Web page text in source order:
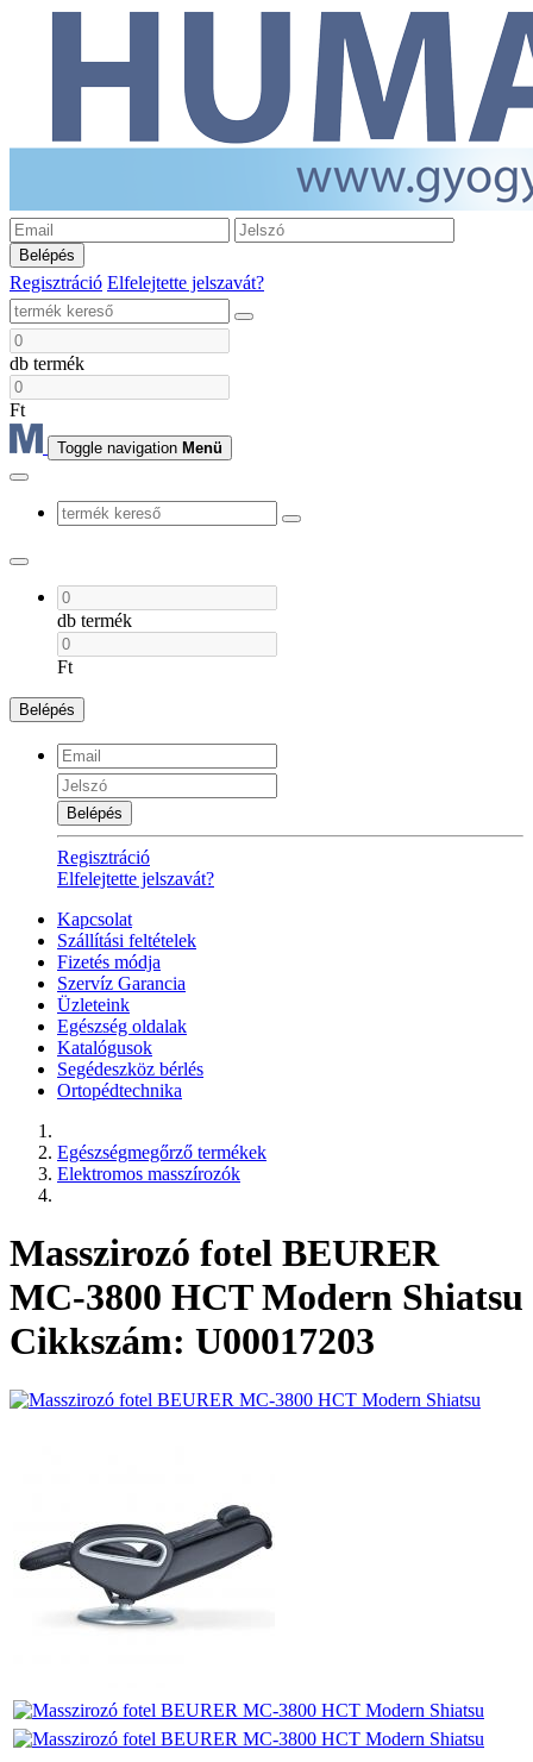
Belépés
Regisztráció Elfelejtette jelszavát?
db termék
Ft
Toggle navigation Menü
db termék
Ft
Belépés
Belépés
Regisztráció
Elfelejtette jelszavát?
Kapcsolat
Szállítási feltételek
Fizetés módja
Szervíz Garancia
Üzleteink
Egészség oldalak
Katalógusok
Segédeszköz bérlés
Ortopédtechnika
Egészségmegőrző termékek
Elektromos masszírozók
Masszirozó fotel BEURER
MC-3800 HCT Modern Shiatsu
Cikkszám: U00017203